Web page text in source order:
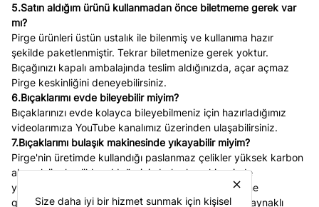
5.Satın aldığım ürünü kullanmadan önce biletmeme gerek var
mı?
Pirge ürünleri üstün ustalık ile bilenmiş ve kullanıma hazır
şekilde paketlenmiştir. Tekrar biletmenize gerek yoktur.
Bıçağınızı kapalı ambalajında teslim aldığınızda, açar açmaz
Pirge keskinliğini deneyebilirsiniz.
6.Bıçaklarımı evde bileyebilir miyim?
Bıçaklarınızı evde kolayca bileyebilmeniz için hazırladığımız
videolarımıza YouTube kanalımız üzerinden ulaşabilirsiniz.
7.Bıçaklarımı bulaşık makinesinde yıkayabilir miyim?
Pirge'nin üretimde kullandığı paslanmaz çelikler yüksek karbon
alaşımlı özel çelikler olduğu için bulaşık makinesinde
yıkandığında, kimyasal maddeler kaynaklı oksitlenme
gözlenebilir. Bulaşık makinesinde basınçlı sıcak su kaynaklı
close
Size daha iyi bir hizmet sunmak için kişisel